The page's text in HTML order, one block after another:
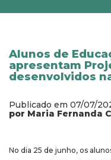
Alunos de
apresentam
desenvolvidos
Publicado em 07/07/
por Maria Fernanda
No dia 25 de junho, os